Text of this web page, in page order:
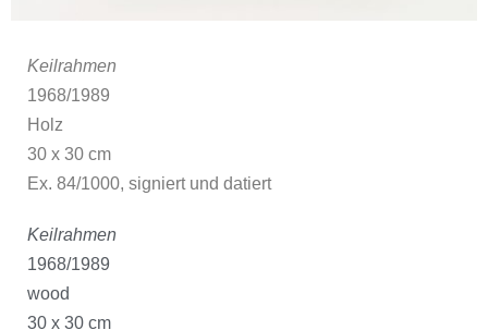
Keilrahmen
1968/1989
Holz
30 x 30 cm
Ex. 84/1000, signiert und datiert
Keilrahmen
1968/1989
wood
30 x 30 cm